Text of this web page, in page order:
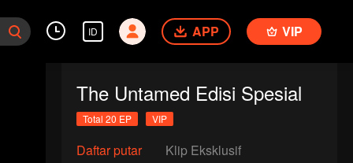
ID APP VIP
The Untamed Edisi Spesial
Total 20 EP VIP
Daftar putar Klip Eksklusif